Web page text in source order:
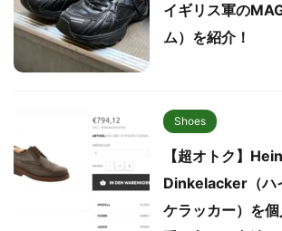
イギリス軍の
ム）を紹介！
Shoes
【超オトク】
Dinkelacker（ハ
ケラッカー）を